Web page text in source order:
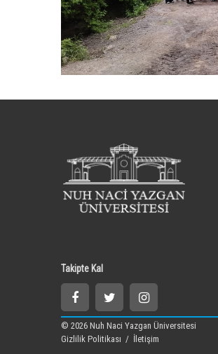
Takipte Kal
© 2026 Nuh Naci Yazgan Üniversitesi
Gizlilik Politikası / İletişim